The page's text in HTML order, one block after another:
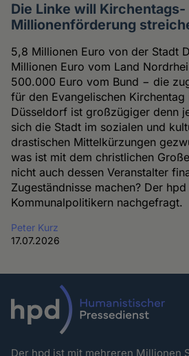
Die Linke will Kirchentags-
Millionenförderung
5,8 Millionen Euro von der Stadt
Millionen Euro vom Land
500.000 Euro vom Bund − die
für den Evangelischen
Düsseldorf ist großzügiger denn
sich die Stadt im sozialen und
drastischen Mittelkürzungen
was ist mit dem christlichen
nicht auch dessen Veranstalter
Zugeständnisse machen? Der
Kommunalpolitikern nachgefragt.
Peter Kurz
17.07.2026
Der hpd ist mit mehreren Millionen